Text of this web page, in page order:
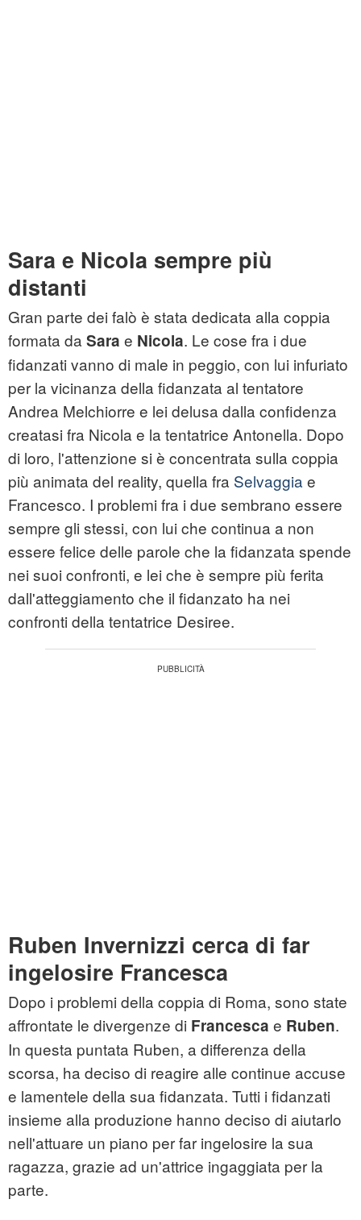
Sara e Nicola sempre più
distanti
Gran parte dei falò è stata dedicata alla coppia
formata da Sara e Nicola. Le cose fra i due
fidanzati vanno di male in peggio, con lui infuriato
per la vicinanza della fidanzata al tentatore
Andrea Melchiorre e lei delusa dalla confidenza
creatasi fra Nicola e la tentatrice Antonella. Dopo
di loro, l'attenzione si è concentrata sulla coppia
più animata del reality, quella fra Selvaggia e
Francesco. I problemi fra i due sembrano essere
sempre gli stessi, con lui che continua a non
essere felice delle parole che la fidanzata spende
nei suoi confronti, e lei che è sempre più ferita
dall'atteggiamento che il fidanzato ha nei
confronti della tentatrice Desiree.
Ruben Invernizzi cerca di far
ingelosire Francesca
Dopo i problemi della coppia di Roma, sono state
affrontate le divergenze di Francesca e Ruben.
In questa puntata Ruben, a differenza della
scorsa, ha deciso di reagire alle continue accuse
e lamentele della sua fidanzata. Tutti i fidanzati
insieme alla produzione hanno deciso di aiutarlo
nell'attuare un piano per far ingelosire la sua
ragazza, grazie ad un'attrice ingaggiata per la
parte.